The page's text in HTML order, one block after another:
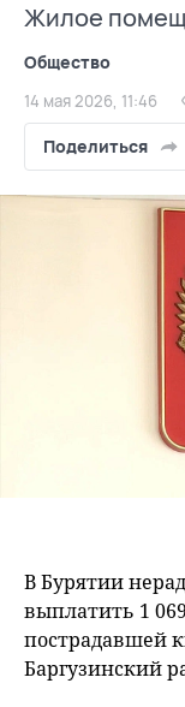
Жилое
Общество
14 мая 2026, 11:46
Поделиться
В Бурятии
выплатить 1
пострадавшей
Баргузинский